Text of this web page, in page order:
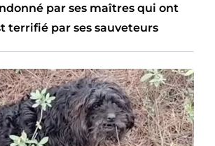
par ses maîtres qui ont
terrifié par ses sauveteurs